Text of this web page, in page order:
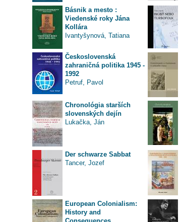
Básnik a mesto :
Viedenské roky Jána
Kollára
Ivantyšynová, Tatiana
Československá
zahraničná politika 1945 -
1992
Petruf, Pavol
Chronológia starších
slovenských dejín
Lukačka, Ján
Der schwarze Sabbat
Tancer, Jozef
European Colonialism:
History and